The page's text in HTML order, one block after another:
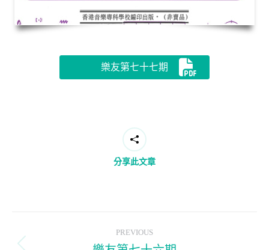
樂友第七十七期
分享此文章
PREVIOUS